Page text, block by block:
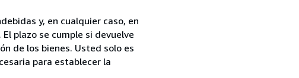
y, en cualquier caso, en
plazo se cumple si devuelve
de los bienes. Usted solo es
para establecer la